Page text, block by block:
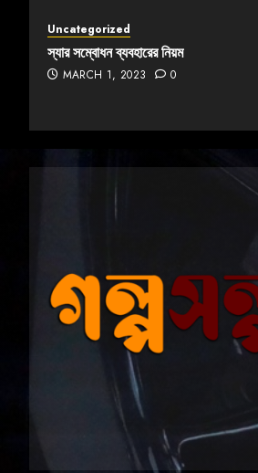
Uncategorized
স্যার সম্বোধন ব্যবহারের নিয়ম
MARCH 1, 2023 0